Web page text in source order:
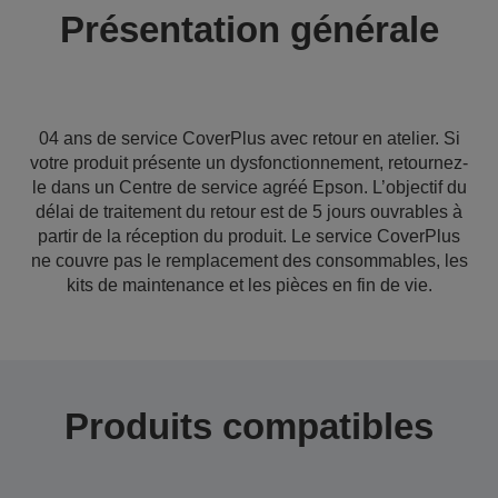
Présentation générale
04 ans de service CoverPlus avec retour en atelier. Si
votre produit présente un dysfonctionnement, retournez-
le dans un Centre de service agréé Epson. L’objectif du
délai de traitement du retour est de 5 jours ouvrables à
partir de la réception du produit. Le service CoverPlus
ne couvre pas le remplacement des consommables, les
kits de maintenance et les pièces en fin de vie.
Produits compatibles